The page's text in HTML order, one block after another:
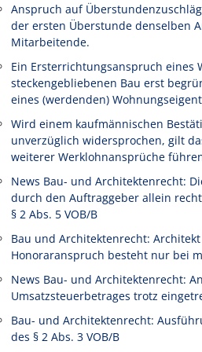
Anspruch auf
der ersten Überstunde denselben
Mitarbeitende.
Ein Ersterrichtungsanspruch eines
steckengebliebenen Bau erst
eines (werdenden)
Wird einem kaufmännischen
unverzüglich widersprochen, gilt
weiterer Werklohnansprüche
News Bau- und Architektenrecht:
durch den Auftraggeber allein
§ 2 Abs. 5 VOB/B
Bau und Architektenrecht:
Honoraranspruch besteht nur bei
News Bau- und Architektenrecht:
Umsatzsteuerbetrages trotz
Bau- und Architektenrecht:
des § 2 Abs. 3 VOB/B